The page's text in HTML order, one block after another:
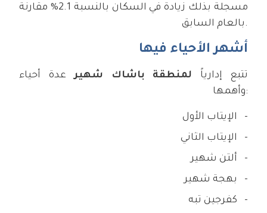
مسجلة بذلك زيادة في السكان بالنسبة 2.1% مقارنة
بالعام السابق.
أشهر الأحياء فيها
تتبع إدارياً لمنطقة باشاك شهيرعدة أحياء
وأهمها:
الإيتاب الأول
الإيتاب الثاني
ألتن شهير
بهجة شهير
كفرجين تبه